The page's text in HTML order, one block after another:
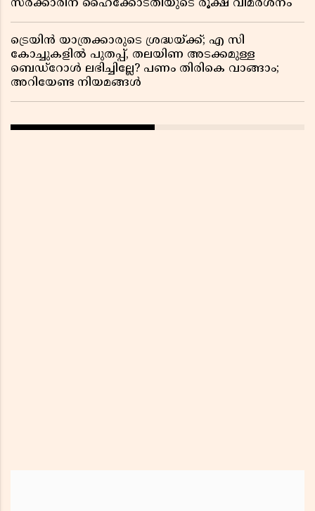
സർക്കാരിന് ഹൈക്കോടതിയുടെ രൂക്ഷ വിമർശനം
ട്രെയിൻ യാത്രക്കാരുടെ ശ്രദ്ധയ്ക്ക്; എ സി
കോച്ചുകളിൽ പുതപ്പ്, തലയിണ അടക്കമുള്ള
ബെഡ്റോൾ ലഭിച്ചില്ലേ? പണം തിരികെ വാങ്ങാം;
അറിയേണ്ട നിയമങ്ങൾ